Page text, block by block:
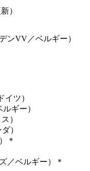
）
ンVV／ベルギー）
ツ）
ギー）
）
）
）＊
／ベルギー）＊